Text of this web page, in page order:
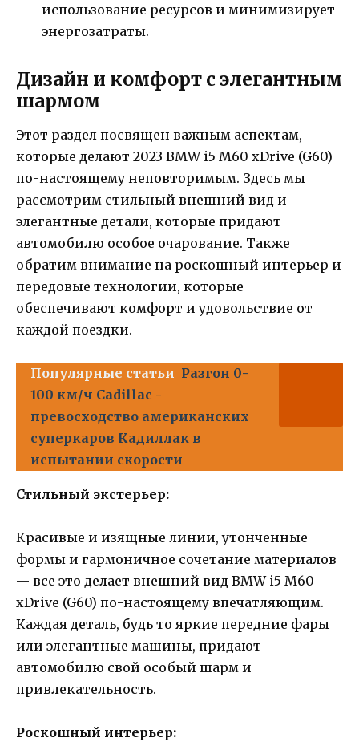
использование ресурсов и минимизирует
энергозатраты.
Дизайн и комфорт с элегантным
шармом
Этот раздел посвящен важным аспектам,
которые делают 2023 BMW i5 M60 xDrive (G60)
по-настоящему неповторимым. Здесь мы
рассмотрим стильный внешний вид и
элегантные детали, которые придают
автомобилю особое очарование. Также
обратим внимание на роскошный интерьер и
передовые технологии, которые
обеспечивают комфорт и удовольствие от
каждой поездки.
Популярные статьи Разгон 0-
100 км/ч Cadillac -
превосходство американских
суперкаров Кадиллак в
испытании скорости
Стильный экстерьер:
Красивые и изящные линии, утонченные
формы и гармоничное сочетание материалов
— все это делает внешний вид BMW i5 M60
xDrive (G60) по-настоящему впечатляющим.
Каждая деталь, будь то яркие передние фары
или элегантные машины, придают
автомобилю свой особый шарм и
привлекательность.
Роскошный интерьер: